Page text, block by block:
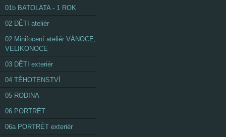
01b BATOLATA - 1 ROK
02 DĚTI ateliér
02 Minifocení ateliér VÁNOCE,
VELIKONOCE
03 DĚTI exteriér
04 TĚHOTENSTVÍ
05 RODINA
06 PORTRÉT
06a PORTRÉT exteriér